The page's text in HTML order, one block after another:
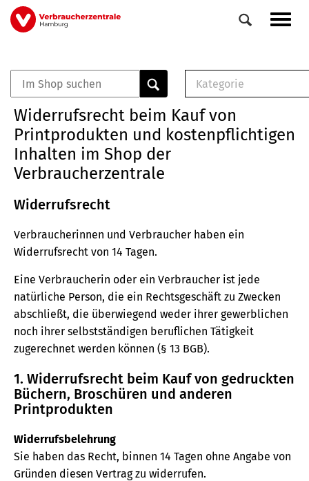
Direkt
zum
Veranstaltungen
0
Elemente
Kategorie
Musterbrief (RTF)
E-Broschüre
Widerrufsrecht beim Kauf von
Printprodukten und kostenpflichtigen
Inhalten im Shop der
Verbraucherzentrale
Widerrufsrecht
Verbraucherinnen und Verbraucher haben ein
Widerrufsrecht von 14 Tagen.
Eine Verbraucherin oder ein Verbraucher ist jede
natürliche Person, die ein Rechtsgeschäft zu Zwecken
abschließt, die überwiegend weder ihrer gewerblichen
noch ihrer selbstständigen beruflichen Tätigkeit
zugerechnet werden können (§ 13 BGB).
1. Widerrufsrecht beim Kauf von gedruckten
Büchern, Broschüren und anderen
Printprodukten
Widerrufsbelehrung
Sie haben das Recht, binnen 14 Tagen ohne Angabe von
Gründen diesen Vertrag zu widerrufen.